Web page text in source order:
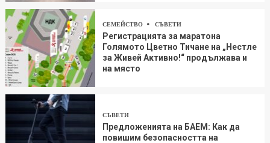
СЕМЕЙСТВО СЪВЕТИ
Регистрацията за маратона
Голямото Цветно Тичане на „Нестле
за Живей Aктивно!“ продължава и
на място
СЪВЕТИ
Предложенията на БАЕМ: Как да
повишим безопасността на